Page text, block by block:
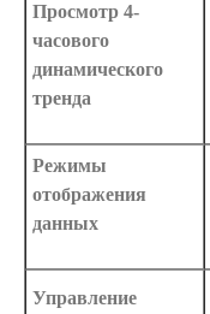
Просмотр 4-
часового
динамического
тренда
Режимы
отображения
данных
Управление